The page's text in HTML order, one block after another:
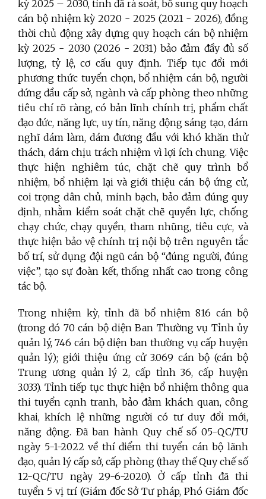
kỳ 2025 – 2030, tỉnh đã rà soát, bổ sung quy hoạch
cán bộ nhiệm kỳ 2020 - 2025 (2021 - 2026), đồng
thời chủ động xây dựng quy hoạch cán bộ nhiệm
kỳ 2025 - 2030 (2026 - 2031) bảo đảm đầy đủ số
lượng, tỷ lệ, cơ cấu quy định. Tiếp tục đổi mới
phương thức tuyển chọn, bổ nhiệm cán bộ, người
đứng đầu cấp sở, ngành và cấp phòng theo những
tiêu chí rõ ràng, có bản lĩnh chính trị, phẩm chất
đạo đức, năng lực, uy tín, năng động sáng tạo, dám
nghĩ dám làm, dám đương đầu với khó khăn thử
thách, dám chịu trách nhiệm vì lợi ích chung. Việc
thực hiện nghiêm túc, chặt chẽ quy trình bổ
nhiệm, bổ nhiệm lại và giới thiệu cán bộ ứng cử,
coi trọng dân chủ, minh bạch, bảo đảm đúng quy
định, nhằm kiểm soát chặt chẽ quyền lực, chống
chạy chức, chạy quyền, tham nhũng, tiêu cực, và
thực hiện bảo vệ chính trị nội bộ trên nguyên tắc
bố trí, sử dụng đội ngũ cán bộ “đúng người, đúng
việc”, tạo sự đoàn kết, thống nhất cao trong công
tác bộ.
Trong nhiệm kỳ, tỉnh đã bổ nhiệm 816 cán bộ
(trong đó 70 cán bộ diện Ban Thường vụ Tỉnh ủy
quản lý, 746 cán bộ diện ban thường vụ cấp huyện
quản lý); giới thiệu ứng cử 3.069 cán bộ (cán bộ
Trung ương quản lý 2, cấp tỉnh 36, cấp huyện
3.033). Tỉnh tiếp tục thực hiện bổ nhiệm thông qua
thi tuyển cạnh tranh, bảo đảm khách quan, công
khai, khích lệ những người có tư duy đổi mới,
năng động. Đã ban hành Quy chế số 05-QC/TU
ngày 5-1-2022 về thí điểm thi tuyển cán bộ lãnh
đạo, quản lý cấp sở, cấp phòng (thay thế Quy chế số
12-QC/TU ngày 29-6-2020). Ở cấp tỉnh đã thi
tuyển 5 vị trí (Giám đốc Sở Tư pháp, Phó Giám đốc